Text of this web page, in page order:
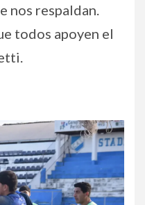
nos respaldan.
todos apoyen el